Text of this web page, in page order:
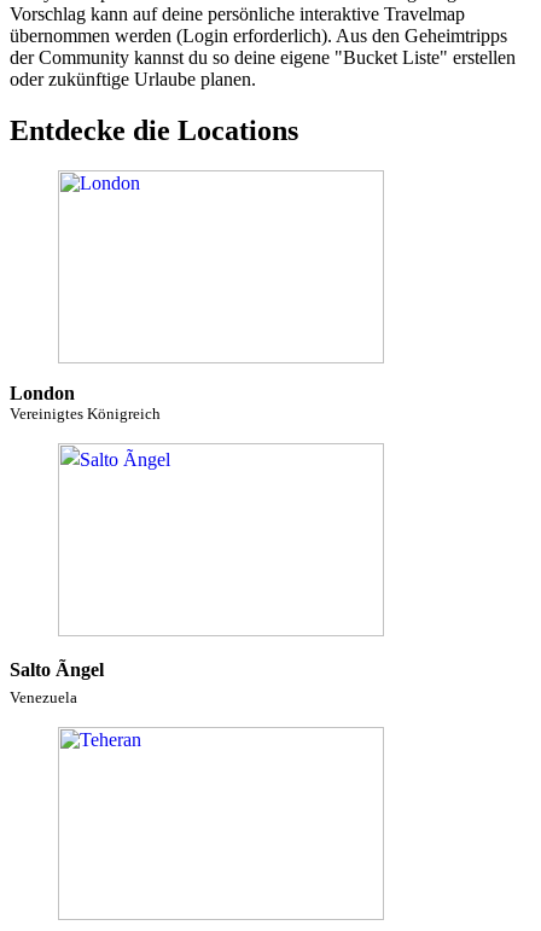
Vorschlag kann auf deine persönliche interaktive Travelmap
übernommen werden (Login erforderlich). Aus den Geheimtripps
der Community kannst du so deine eigene "Bucket Liste" erstellen
oder zukünftige Urlaube planen.
Entdecke die Locations
London
Vereinigtes Königreich
Salto Ãngel
Venezuela